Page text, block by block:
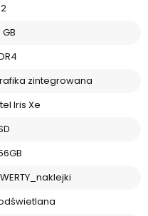
GB
zintegrowana
Iris Xe